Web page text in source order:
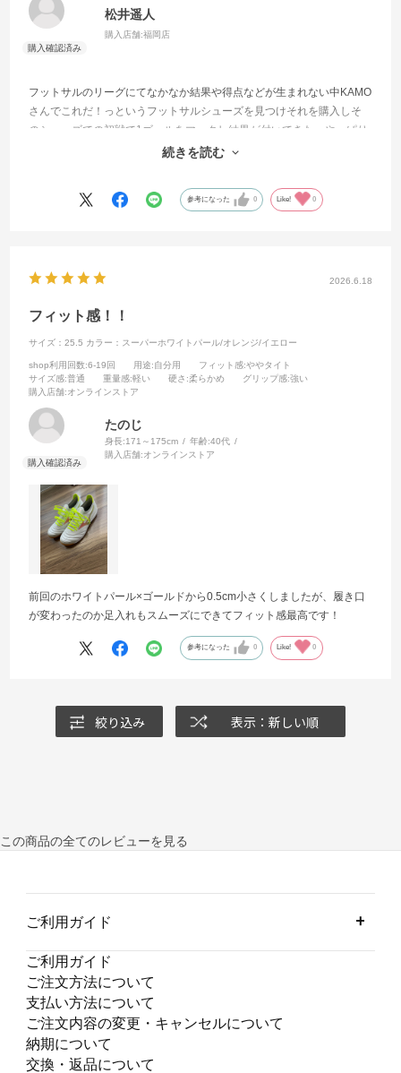
松井遥人
購入店舗:福岡店
フットサルのリーグにてなかなか結果や得点などが生まれない中KAMO
さんでこれだ！っというフットサルシューズを見つけそれを購入しそ
のシューズでの初戦で1ゴールをマークし結果が付いてきた。やっぱり
なにかの縁があったのかもしれない。これからもKAMOさんで自分に合
続きを読む
参考になった 0 Like! 0
2026.6.18
フィット感！！
サイズ：25.5 カラー：スーパーホワイトパール/オレンジ/イエロー
shop利用回数:6-19回 用途:自分用 フィット感:ややタイト
サイズ感:普通 重量感:軽い 硬さ :柔らかめ グリップ感:強い
購入店舗:オンラインストア
たのじ
身長:171～175cm 年齢:40代
購入店舗:オンラインストア
前回のホワイトパール×ゴールドから0.5cm小さくしましたが、履き口
が変わったのか足入れもスムーズにできてフィット感最高です！
参考になった 0 Like! 0
絞り込み 表示：新しい順
この商品の全てのレビューを見る
ご利用ガイド
ご利用ガイド
ご注文方法について
支払い方法について
ご注文内容の変更・キャンセルについて
納期について
交換・返品について